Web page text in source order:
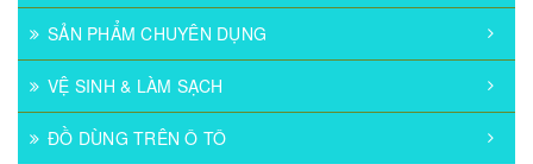
SẢN PHẨM CHUYÊN DỤNG
VỆ SINH & LÀM SẠCH
ĐỒ DÙNG TRÊN Ô TÔ